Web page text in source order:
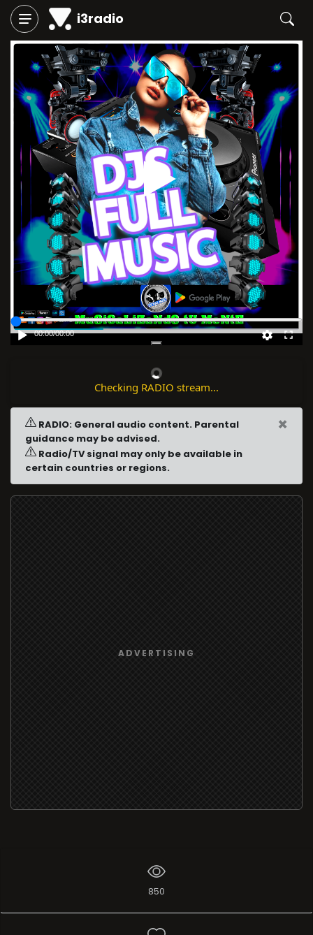
i3radio
Play
00:00/00:00
Checking RADIO stream...
RADIO: General audio content. Parental
guidance may be advised.
Radio/TV signal may only be available in
certain countries or regions.
×
ADVERTISING
850